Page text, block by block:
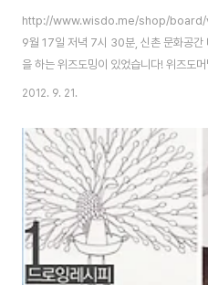
http://www.wisdo.me/shop/
9월 17일 저녁 7시 30분, 신촌 문화공간
을 하는 위즈도밍이 있었습니다! 위즈도
효진님이셨는데요. 문화공간 타프는 카페
페의 한쪽 벽면인데요. 이 로고는 문화공
장은 '공간'을 의미하고, 누구에게나 열
었다고 합니다.^^ 앞으로 이 로고를 활용
실 예정이라네요~ 심플하면서도, 문화공
것 같아..
2012. 9. 21.